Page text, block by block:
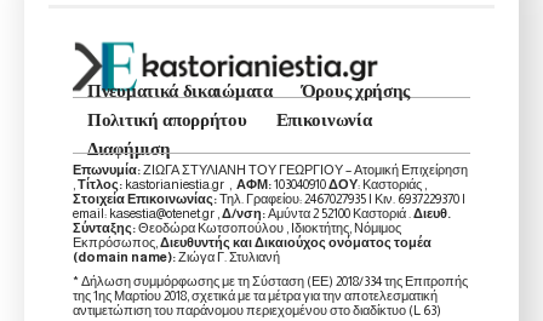
Πνευματικά δικαιώματα
Όρους χρήσης
Πολιτική απορρήτου
Επικοινωνία
Διαφήμιση
Επωνυμία:ΖΙΩΓΑ ΣΤΥΛΙΑΝΗ ΤΟΥ ΓΕΩΡΓΙΟΥ – Ατομική Επιχείρηση
Τίτλος: kastorianiestia.gr , ΑΦΜ:103040910ΔΟΥ: Καστοριάς ,
Στοιχεία Επικοινωνίας:Τηλ. Γραφείου: 2467027935 | Κιν. 6937229370 |
email: kasestia@otenet.gr , Δ/νση:Αμύντα 2 52100 Καστοριά . Διευθ.
Σύνταξης:Θεοδώρα Κωτσοπούλου , Ιδιοκτήτης, Νόμιμος
Εκπρόσωπος, Διευθυντής και Δικαιούχος ονόματος τομέα
(domain name):Ζιώγα Γ. Στυλιανή
* Δήλωση συμμόρφωσης με τη Σύσταση (ΕΕ) 2018/334 της Επιτροπής
της 1ης Μαρτίου 2018, σχετικά με τα μέτρα για την αποτελεσματική
αντιμετώπιση του παράνομου περιεχομένου στο διαδίκτυο (L 63)